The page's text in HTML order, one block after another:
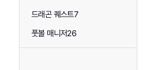
드래곤 퀘스트7
풋볼 매니저26